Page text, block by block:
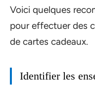
Voici quelques
pour effectuer des
de cartes cadeaux.
Identifier les